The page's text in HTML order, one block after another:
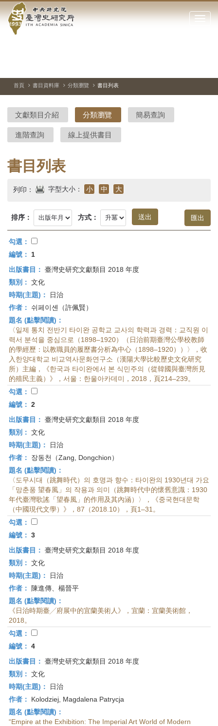
到中
央
院-
臺
灣
史
研
究
首
頁
點
閉
站
停、
圖
圖
結
首頁 書目資料庫 分類瀏覽 書目列表
文獻類目介紹 分類瀏覽 簡易查詢
進階查詢 線上提供書目
書目列表
列印： 字型大小： 小 中 大
排序： 方式：
勾選：
編號：
1
出版書目： 臺灣史研究文獻類目 2018 年度
類別： 文化
時期(主題)：
日治
作者：
쉬페이셴（許佩賢）
題名 (點擊閱讀)：
〈일제 통치 전반기 타이완 공학교 교사의 학력과 경력：교직원 이
력서 분석을 중심으로（1898–1920）（日治前期臺灣公學校教師
的學經歷：以教職員的履歷書分析為中心（1898–1920））〉，收
入한양대학교 비교역사문화연구소（漢陽大學比較歷史文化研究
所）主編，《한국과 타이완에서 본 식민주의（從韓國與臺灣所見
的殖民主義）》，서울：한울아카데미，2018，頁214–239。
勾選：
編號： 2
出版書目： 臺灣史研究文獻類目 2018 年度
類別： 文化
時期(主題)：
日治
作者：
장동천（Zang, Dongchion）
題名 (點擊閱讀)：
〈도무시대（跳舞時代）의 호명과 향수：타이완의 1930년대 가요
「망춘풍 望春風」의 작용과 의미（跳舞時代中的懷舊意識：1930
年代臺灣歌謠「望春風」的作用及其內涵）〉，《중국현대문학
（中國現代文學）》，87（2018.10），頁1–31。
勾選：
編號： 3
出版書目： 臺灣史研究文獻類目 2018 年度
類別： 文化
時期(主題)：
日治
作者：
陳進傳、楊晉平
題名 (點擊閱讀)：
《日治時期臺╱府展中的宜蘭美術人》，宜蘭：宜蘭美術館，
2018。
勾選：
編號： 4
出版書目： 臺灣史研究文獻類目 2018 年度
類別： 文化
時期(主題)：
日治
作者：
Kolodziej, Magdalena Patrycja
題名 (點擊閱讀)：
“Empire at the Exhibition: The Imperial Art World of Modern